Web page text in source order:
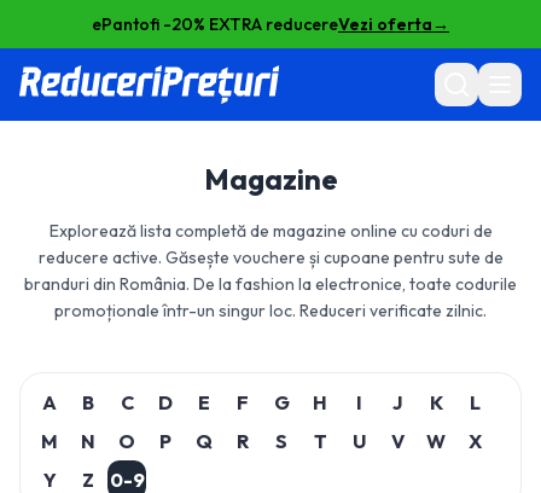
ePantofi -20% EXTRA reducereVezi oferta→
Magazine
Explorează lista completă de magazine online cu coduri de
reducere active. Găsește vouchere și cupoane pentru sute de
branduri din România. De la fashion la electronice, toate codurile
promoționale într-un singur loc. Reduceri verificate zilnic.
A B C D E F G H I J K
L
M
N O P Q R S T U V W
X
Y
Z 0-9